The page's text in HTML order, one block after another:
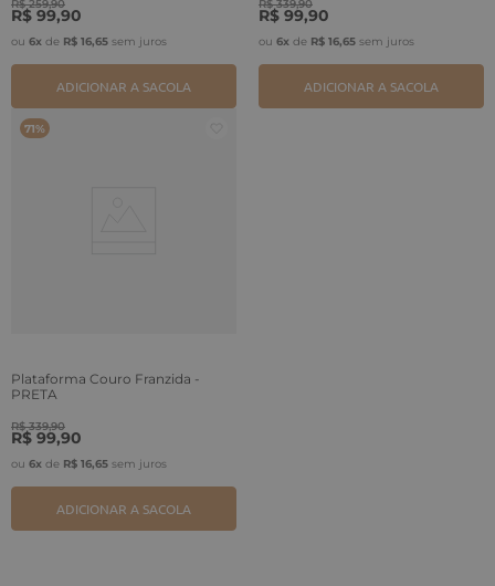
R$ 259,90
R$ 99,90
ou 6x de R$ 16,65 sem juros
ADICIONAR A SACOLA
R$ 339,90
R$ 99,90
ou 6x de R$ 16,65 sem juros
ADICIONAR A SACOLA
71%
Plataforma Couro Franzida -
PRETA
R$ 339,90
R$ 99,90
ou 6x de R$ 16,65 sem juros
ADICIONAR A SACOLA